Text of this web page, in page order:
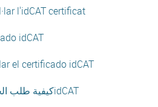
l'idCAT certificat
idCAT
el certificado idCAT
كيفية طلب الحصول على شهادة إيدكاتidCAT